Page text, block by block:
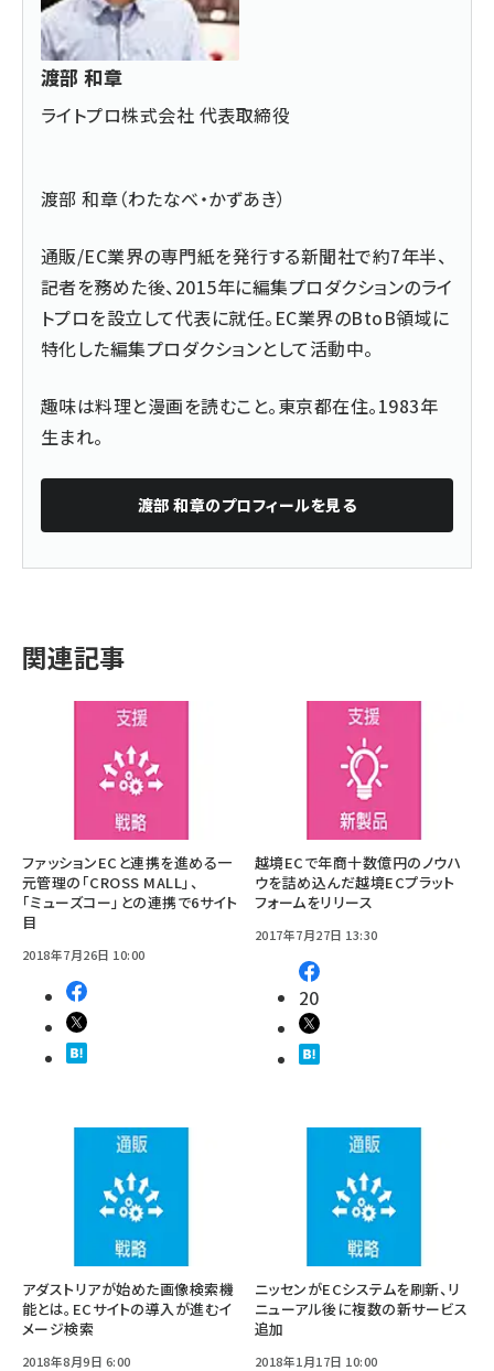
渡部 和章
ライトプロ株式会社 代表取締役
渡部 和章（わたなべ・かずあき）
通販/EC業界の専門紙を発行する新聞社で約7年半、
記者を務めた後、2015年に編集プロダクションのライ
トプロを設立して代表に就任。EC業界のBtoB領域に
特化した編集プロダクションとして活動中。
趣味は料理と漫画を読むこと。東京都在住。1983年
生まれ。
渡部 和章のプロフィールを見る
関連記事
ファッションECと連携を進める一
元管理の「CROSS MALL」、
「ミューズコー」との連携で6サイト
目
2018年7月26日 10:00
越境ECで年商十数億円のノウハ
ウを詰め込んだ越境ECプラット
フォームをリリース
2017年7月27日 13:30
20
アダストリアが始めた画像検索機
能とは。ECサイトの導入が進むイ
メージ検索
2018年8月9日 6:00
ニッセンがECシステムを刷新、リ
ニューアル後に複数の新サービス
追加
2018年1月17日 10:00